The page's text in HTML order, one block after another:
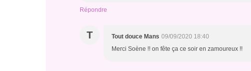
Répondre
T Tout douce Mans 09/09/2020 18:40
Merci Soène !! on fête ça ce soir en zamoureux !!